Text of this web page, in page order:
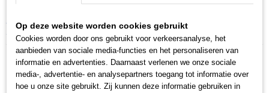
Home > > Trouwringen / Wedding Cera collectie
3456
Op deze website worden cookies gebruikt
Cookies worden door ons gebruikt voor verkeersanalyse, het
aanbieden van sociale media-functies en het personaliseren van
informatie en advertenties. Daarnaast verlenen we onze sociale
media-, advertentie- en analysepartners toegang tot informatie over
hoe u onze site gebruikt. Zij kunnen deze informatie gebruiken in